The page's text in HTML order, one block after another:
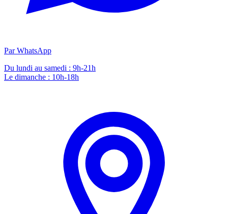
Par WhatsApp
Du lundi au samedi : 9h-21h
Le dimanche : 10h-18h